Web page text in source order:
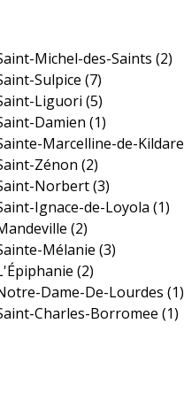
Michel-des-Saints (2)
Sulpice (7)
Liguori (5)
Damien (1)
Marcelline-de-Kildare
Zénon (2)
Norbert(3)
Ignace-de-Loyola (1)
(2)
Mélanie (3)
(2)
Dame-De-Lourdes (1)
Charles-Borromee (1)